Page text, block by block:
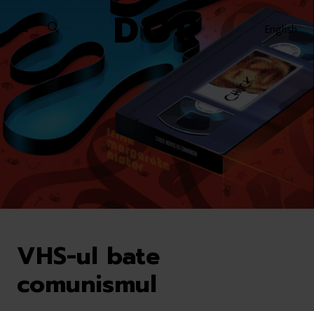
la
meniu
la
conținut
English
VHS-ul bate
comunismul